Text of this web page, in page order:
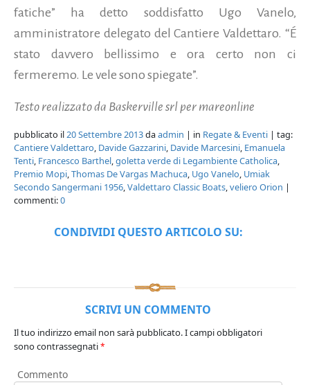
fatiche” ha detto soddisfatto Ugo Vanelo,
amministratore delegato del Cantiere Valdettaro. “É
stato davvero bellissimo e ora certo non ci
fermeremo. Le vele sono spiegate”.
Testo realizzato da Baskerville srl per mareonline
pubblicato il20 Settembre 2013daadmin | in Regate & Eventi | tag:
Cantiere Valdettaro, Davide Gazzarini, Davide Marcesini, Emanuela
Tenti, Francesco Barthel,goletta verde di Legambiente Catholica,
Premio Mopi,Thomas De Vargas Machuca, Ugo Vanelo, Umiak
Secondo Sangermani 1956,Valdettaro Classic Boats,veliero Orion |
commenti:0
CONDIVIDI QUESTO ARTICOLO SU:
SCRIVI UN COMMENTO
Il tuo indirizzo email non sarà pubblicato.I campi obbligatori
sono contrassegnati*
Commento